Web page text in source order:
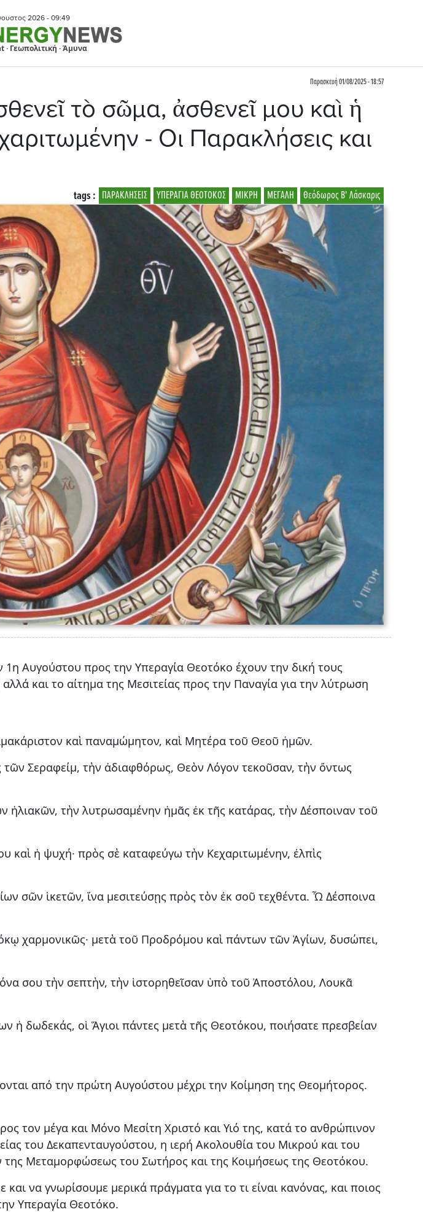
2026 - 09:49
Γεωπολιτική · Άμυνα
Παρασκευή 01/08/2025 - 18:57
τὸ σῶμα, ἀσθενεῖ μου καὶ ἡ
- Οι Παρακλήσεις και
Θεόδωρος Β' Λάσκαρις
ΜΕΓΑΛΗ
ΜΙΚΡΗ
ΥΠΕΡΑΓΙΑ ΘΕΟΤΟΚΟΣ
ΠΑΡΑΚΛΗΣΕΙΣ
tags :
Αυγούστου προς την Υπεραγία Θεοτόκο έχουν την δική τους
και το αίτημα της Μεσιτείας προς την Παναγία για την λύτρωση
καὶ παναμώμητον, καὶ Μητέρα τοῦ Θεοῦ ἡμῶν.
τῶν Σεραφείμ, τὴν ἀδιαφθόρως, Θεὸν Λόγον τεκοῦσαν, τὴν ὄντως
τὴν λυτρωσαμένην ἡμᾶς ἐκ τῆς κατάρας, τὴν Δέσποιναν τοῦ
ἡ ψυχή· πρὸς σὲ καταφεύγω τὴν Κεχαριτωμένην, ἐλπὶς
σῶν ἱκετῶν, ἵνα μεσιτεύσῃς πρὸς τὸν ἐκ σοῦ τεχθέντα. Ὦ Δέσποινα
χαρμονικῶς· μετὰ τοῦ Προδρόμου καὶ πάντων τῶν Ἁγίων, δυσώπει,
σου τὴν σεπτὴν, τὴν ἱστορηθεῖσαν ὑπὸ τοῦ Ἀποστόλου, Λουκᾶ
ἡ δωδεκάς, οἱ Ἅγιοι πάντες μετὰ τῆς Θεοτόκου, ποιήσατε πρεσβείαν
από την πρώτη Αυγούστου μέχρι την Κοίμηση της Θεομήτορος.
τον μέγα και Μόνο Μεσίτη Χριστό και Υιό της, κατά το ανθρώπινον
του Δεκαπενταυγούστου, η ιερή Ακολουθία του Μικρού και του
Μεταμορφώσεως του Σωτήρος και της Κοιμήσεως της Θεοτόκου.
να γνωρίσουμε μερικά πράγματα για το τι είναι κανόνας, και ποιος
Υπεραγία Θεοτόκο.